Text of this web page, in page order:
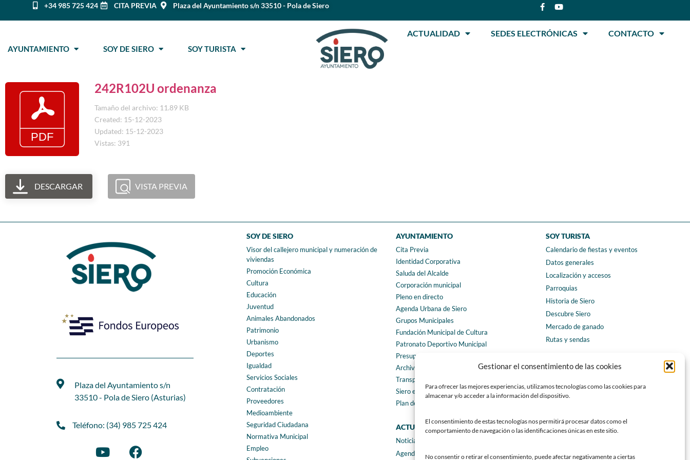
Gestionar el consentimiento de las cookies
Para ofrecer las mejores experiencias, utilizamos tecnologías como las cookies para
almacenar y/o acceder a la información del dispositivo.
El consentimiento de estas tecnologías nos permitirá procesar datos como el
comportamiento de navegación o las identificaciones únicas en este sitio.
No consentir o retirar el consentimiento, puede afectar negativamente a ciertas
+34 985 725 424 CITA PREVIA Plaza del Ayuntamiento s/n 33510 - Pola de Siero
AYUNTAMIENTO SOY DE SIERO SOY TURISTA
ACTUALIDAD SEDES ELECTRÓNICAS CONTACTO
242R102U ordenanza
Tamaño del archivo: 11.89 KB
Created: 15-12-2023
Updated: 15-12-2023
Vistas: 391
DESCARGAR VISTA PREVIA
Plaza del Ayuntamiento s/n
33510 - Pola de Siero (Asturias)
Teléfono: (34) 985 725 424
SOY DE SIERO
Visor del callejero municipal y numeración de
viviendas
Promoción Económica
Cultura
Educación
Juventud
Animales Abandonados
Patrimonio
Urbanismo
Deportes
Igualdad
Servicios Sociales
Contratación
Proveedores
Medioambiente
Seguridad Ciudadana
Normativa Municipal
Empleo
AYUNTAMIENTO
Cita Previa
Identidad Corporativa
Saluda del Alcalde
Corporación municipal
Pleno en directo
Agenda Urbana de Siero
Grupos Municipales
Fundación Municipal de Cultura
Patronato Deportivo Municipal
Presupuestos municipales
Archivo municipal
Transparencia
Siero en Cifras
Plan de igualdad
ACTUALIDAD
Noticias
Agenda
SOY TURISTA
Calendario de fiestas y eventos
Datos generales
Localización y accesos
Parroquias
Historia de Siero
Descubre Siero
Mercado de ganado
Rutas y sendas
CONTACTO
Teléfonos de interés
Formulario de contacto